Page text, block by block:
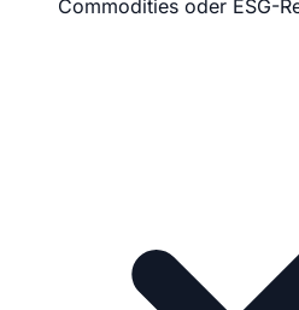
Commodities oder ESG-